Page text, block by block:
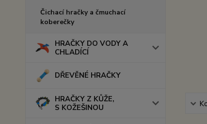
Čichací hračky a čmuchací
koberečky
HRAČKY DO VODY A
CHLADÍCÍ
DŘEVĚNÉ HRAČKY
HRAČKY Z KŮŽE,
S KOŽEŠINOU